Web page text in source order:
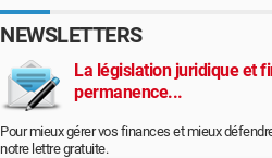
NEWSLETTERS
La législation juridique et
permanence...
Pour mieux gérer vos finances et mieux
notre lettre gratuite.